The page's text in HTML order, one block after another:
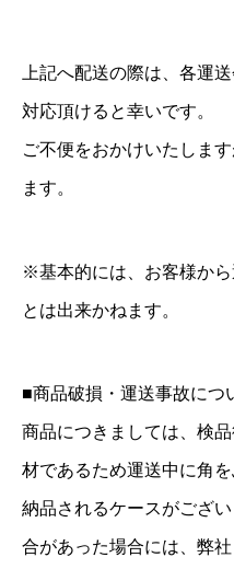
上記へ配送の際は、各運
対応頂けると幸いです。
ご不便をおかけいたしま
ます。
※基本的には、お客様か
とは出来かねます。
■商品破損・運送事故につ
商品につきましては、検
材であるため運送中に角
納品されるケースがござ
合があった場合には、弊